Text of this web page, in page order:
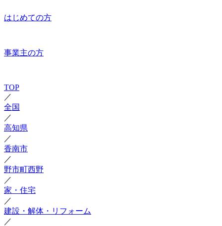
はじめての方
事業主の方
TOP
／
全国
／
高知県
／
香南市
／
野市町西野
／
家・住宅
／
建設・解体・リフォーム
／